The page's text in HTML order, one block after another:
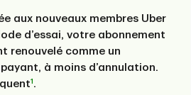
aux nouveaux membres Uber
d’essai, votre abonnement
renouvelé comme un
à moins d’annulation.
1 .